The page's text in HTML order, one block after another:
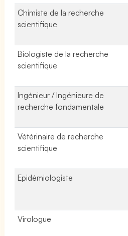
Chimiste de la recherche
scientifique
Biologiste de la recherche
scientifique
Ingénieur / Ingénieure de
recherche fondamentale
Vétérinaire de recherche
scientifique
Epidémiologiste
Virologue